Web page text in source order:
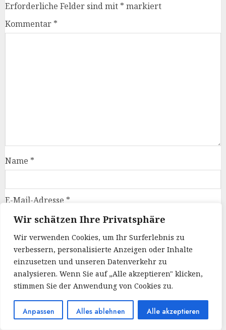
Wir schätzen Ihre Privatsphäre
Wir verwenden Cookies, um Ihr Surferlebnis zu
verbessern, personalisierte Anzeigen oder Inhalte
einzusetzen und unseren Datenverkehr zu
analysieren. Wenn Sie auf „Alle akzeptieren" klicken,
stimmen Sie der Anwendung von Cookies zu.
Anpassen Alles ablehnen Alle akzeptieren
Erforderliche Felder sind mit * markiert
Kommentar *
Name *
E-Mail-Adresse *
Website
Name, E-Mail-Adresse und Website in diesem
Browser für meinen nächsten Kommentar
speichern.